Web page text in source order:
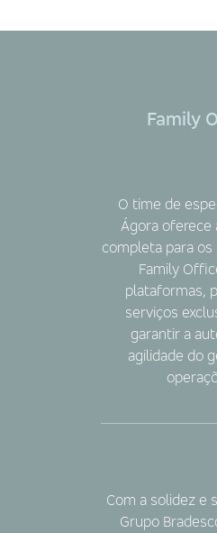
Family
O time de
Ágora oferece
completa para
Family
plataformas,
serviços
garantir a
agilidade do
Com a solidez e
Grupo